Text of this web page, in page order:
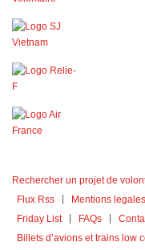
Rechercher un projet de
Flux Rss
Mentions legales
Friday List
FAQs
Billets d’avions et trains low